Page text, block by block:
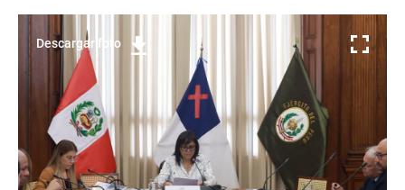
Descargar foto